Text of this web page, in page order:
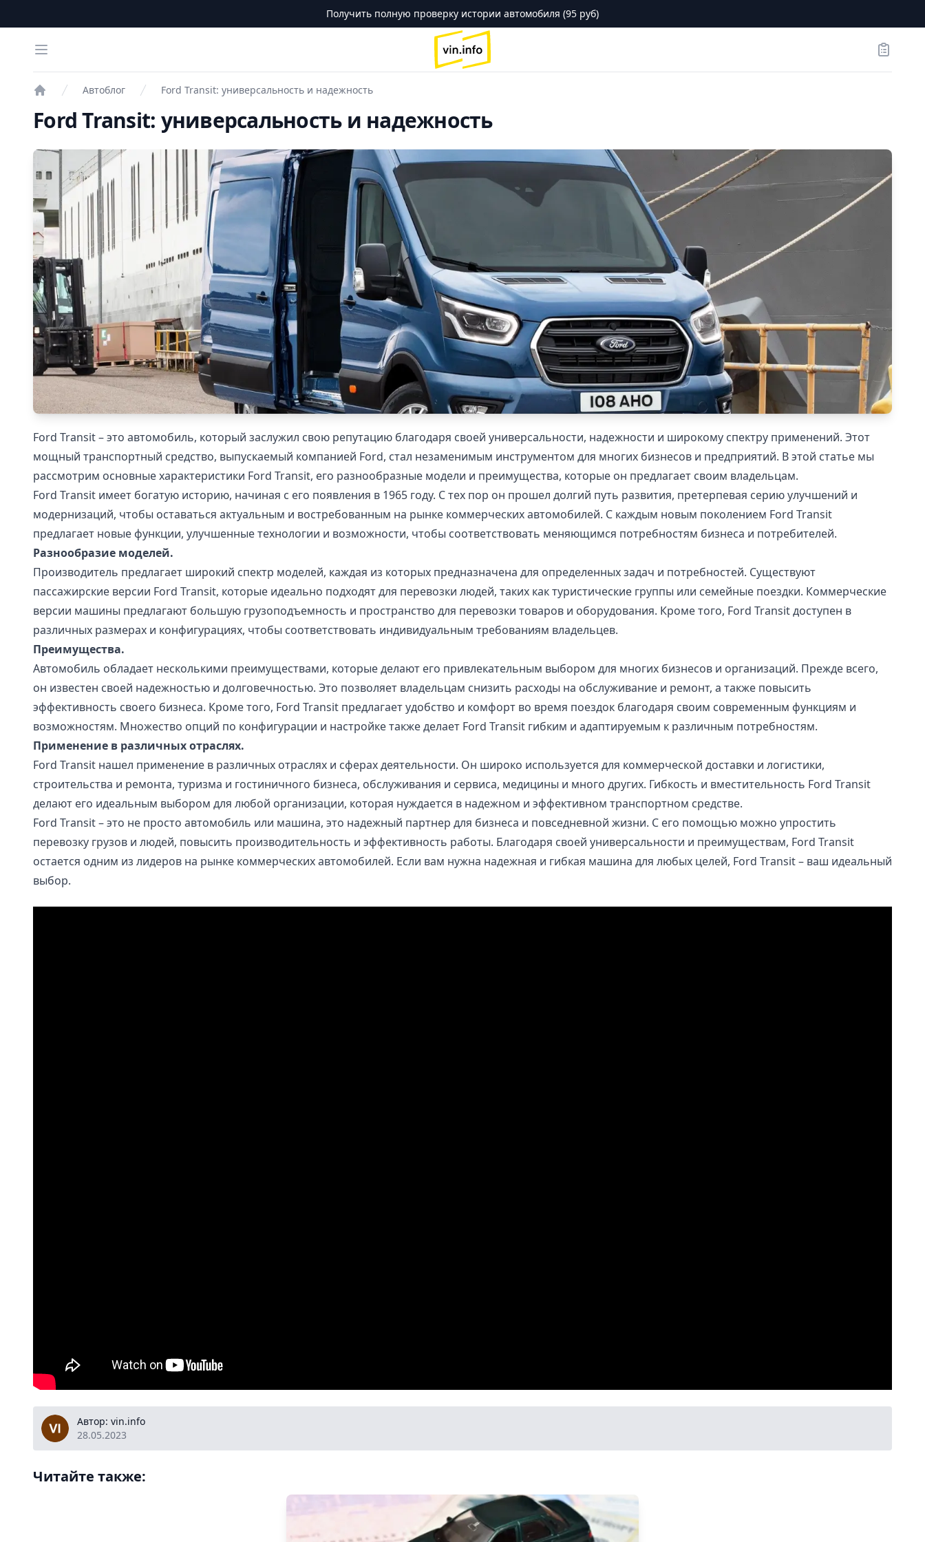
Получить полную проверку истории автомобиля (95 руб)
Open menu
logo
Заказы
Автоблог Ford Transit: универсальность и надежность
Ford Transit: универсальность и надежность
Ford Transit – это автомобиль, который заслужил свою репутацию благодаря своей универсальности, надежности и широкому спектру применений. Этот
мощный транспортный средство, выпускаемый компанией Ford, стал незаменимым инструментом для многих бизнесов и предприятий. В этой статье мы
рассмотрим основные характеристики Ford Transit, его разнообразные модели и преимущества, которые он предлагает своим владельцам.
Ford Transit имеет богатую историю, начиная с его появления в 1965 году. С тех пор он прошел долгий путь развития, претерпевая серию улучшений и
модернизаций, чтобы оставаться актуальным и востребованным на рынке коммерческих автомобилей. С каждым новым поколением Ford Transit
предлагает новые функции, улучшенные технологии и возможности, чтобы соответствовать меняющимся потребностям бизнеса и потребителей.
Разнообразие моделей.
Производитель предлагает широкий спектр моделей, каждая из которых предназначена для определенных задач и потребностей. Существуют
пассажирские версии Ford Transit, которые идеально подходят для перевозки людей, таких как туристические группы или семейные поездки. Коммерческие
версии машины предлагают большую грузоподъемность и пространство для перевозки товаров и оборудования. Кроме того, Ford Transit доступен в
различных размерах и конфигурациях, чтобы соответствовать индивидуальным требованиям владельцев.
Преимущества.
Автомобиль обладает несколькими преимуществами, которые делают его привлекательным выбором для многих бизнесов и организаций. Прежде всего,
он известен своей надежностью и долговечностью. Это позволяет владельцам снизить расходы на обслуживание и ремонт, а также повысить
эффективность своего бизнеса. Кроме того, Ford Transit предлагает удобство и комфорт во время поездок благодаря своим современным функциям и
возможностям. Множество опций по конфигурации и настройке также делает Ford Transit гибким и адаптируемым к различным потребностям.
Применение в различных отраслях.
Ford Transit нашел применение в различных отраслях и сферах деятельности. Он широко используется для коммерческой доставки и логистики,
строительства и ремонта, туризма и гостиничного бизнеса, обслуживания и сервиса, медицины и много других. Гибкость и вместительность Ford Transit
делают его идеальным выбором для любой организации, которая нуждается в надежном и эффективном транспортном средстве.
Ford Transit – это не просто автомобиль или машина, это надежный партнер для бизнеса и повседневной жизни. С его помощью можно упростить
перевозку грузов и людей, повысить производительность и эффективность работы. Благодаря своей универсальности и преимуществам, Ford Transit
остается одним из лидеров на рынке коммерческих автомобилей. Если вам нужна надежная и гибкая машина для любых целей, Ford Transit – ваш идеальный
выбор.
vin.infoАвтор: vin.info
28.05.2023
Читайте также: